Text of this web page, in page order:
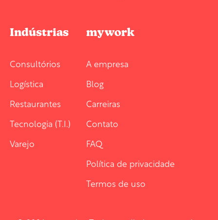
Indústrias
Consultórios
Logística
Restaurantes
Tecnologia (T.I.)
Varejo
mywork
A empresa
Blog
Carreiras
Contato
FAQ
Política de privacidade
Termos de uso